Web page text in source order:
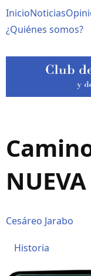
al
contenido
Navegación
principal
InicioNoticias
¿Quiénes somos?
Cesáreo Jarabo
Historia